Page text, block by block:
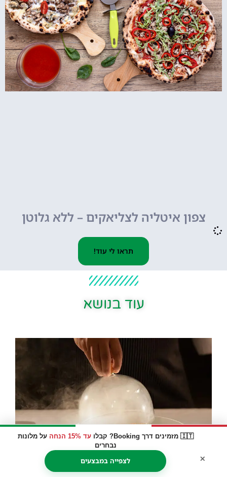
🇮🇹 מזמינים דרך Booking? קבלו עד 15% הנחה
על מלונות
נבחרים
לצפייה במבצעים ×
צפון איטליה לצליאקים – ללא גלוטן
תראו לי עוד!
עוד בנושא